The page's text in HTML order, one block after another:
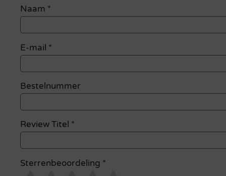
Naam *
E-mail *
Bestelnummer
Review Titel *
Sterrenbeoordeling *